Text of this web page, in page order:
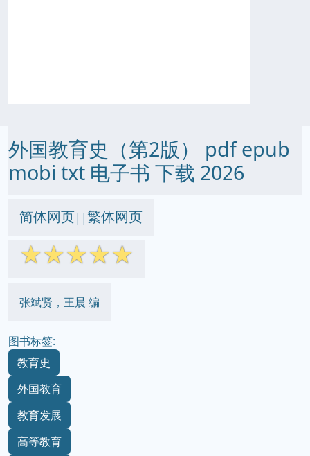
外国教育史（第2版） pdf epub
mobi txt 电子书 下载 2026
简体网页||繁体网页
☆☆☆☆☆
张斌贤，王晨 编
图书标签:
教育史
外国教育
教育发展
高等教育